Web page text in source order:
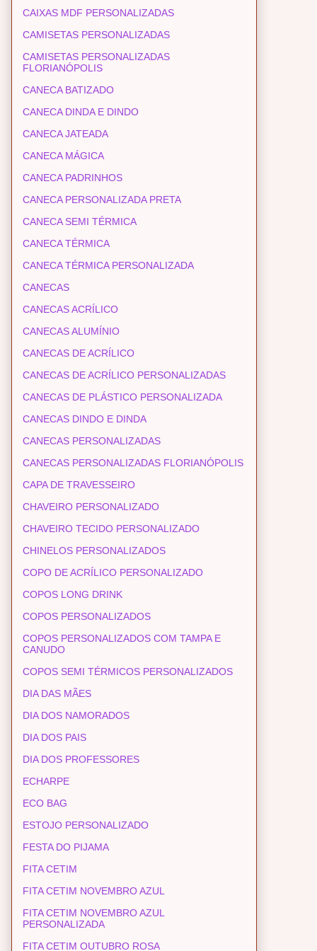
CAIXAS MDF PERSONALIZADAS
CAMISETAS PERSONALIZADAS
CAMISETAS PERSONALIZADAS
FLORIANÓPOLIS
CANECA BATIZADO
CANECA DINDA E DINDO
CANECA JATEADA
CANECA MÁGICA
CANECA PADRINHOS
CANECA PERSONALIZADA PRETA
CANECA SEMI TÉRMICA
CANECA TÉRMICA
CANECA TÉRMICA PERSONALIZADA
CANECAS
CANECAS ACRÍLICO
CANECAS ALUMÍNIO
CANECAS DE ACRÍLICO
CANECAS DE ACRÍLICO PERSONALIZADAS
CANECAS DE PLÁSTICO PERSONALIZADA
CANECAS DINDO E DINDA
CANECAS PERSONALIZADAS
CANECAS PERSONALIZADAS FLORIANÓPOLIS
CAPA DE TRAVESSEIRO
CHAVEIRO PERSONALIZADO
CHAVEIRO TECIDO PERSONALIZADO
CHINELOS PERSONALIZADOS
COPO DE ACRÍLICO PERSONALIZADO
COPOS LONG DRINK
COPOS PERSONALIZADOS
COPOS PERSONALIZADOS COM TAMPA E
CANUDO
COPOS SEMI TÉRMICOS PERSONALIZADOS
DIA DAS MÃES
DIA DOS NAMORADOS
DIA DOS PAIS
DIA DOS PROFESSORES
ECHARPE
ECO BAG
ESTOJO PERSONALIZADO
FESTA DO PIJAMA
FITA CETIM
FITA CETIM NOVEMBRO AZUL
FITA CETIM NOVEMBRO AZUL
PERSONALIZADA
FITA CETIM OUTUBRO ROSA